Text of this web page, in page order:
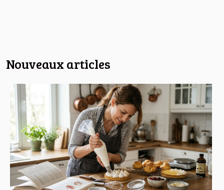
Nouveaux articles